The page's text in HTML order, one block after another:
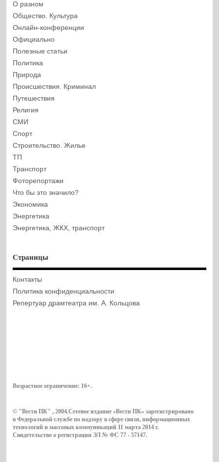
О разном
Общество. Культура
Онлайн-конференции
Официально
Полезные статьи
Политика
Природа
Происшествия. Криминал
Путешествия
Религия
СМИ
Спорт
Строительство. Жилье
ТП
Транспорт
Фоторепортажи
Что бы это значило?
Экономика
Энергетика
Энергетика, ЖКХ, транспорт
Страницы
Контакты
Политика конфиденциальности
Репертуар драмтеатра им. А. Кольцова
Возрастное ограничение: 16+.
© "Вести ПК" , 2004.Сетевое издание «Вести ПК» зарегистрировано
в Федеральной службе по надзору в сфере связи, информационных
технологий и массовых коммуникаций 11 марта 2014 г.
Свидетельство о регистрации ЭЛ № ФС 77 - 57147.